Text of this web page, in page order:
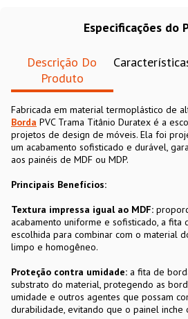
Especificações do
Descrição Do
Produto
Fabricada em material termoplástico de
Borda PVC Trama Titânio Duratex é a
projetos de design de móveis. Ela foi
um acabamento sofisticado e durável,
aos painéis de MDF ou MDP.
Principais Benefícios:
Textura impressa igual ao MDF:
acabamento uniforme e sofisticado, a
escolhida para combinar com o material
limpo e homogêneo.
Proteção contra umidade: a fita de
substrato do material, protegendo as
umidade e outros agentes que possam
durabilidade, evitando que o painel inche